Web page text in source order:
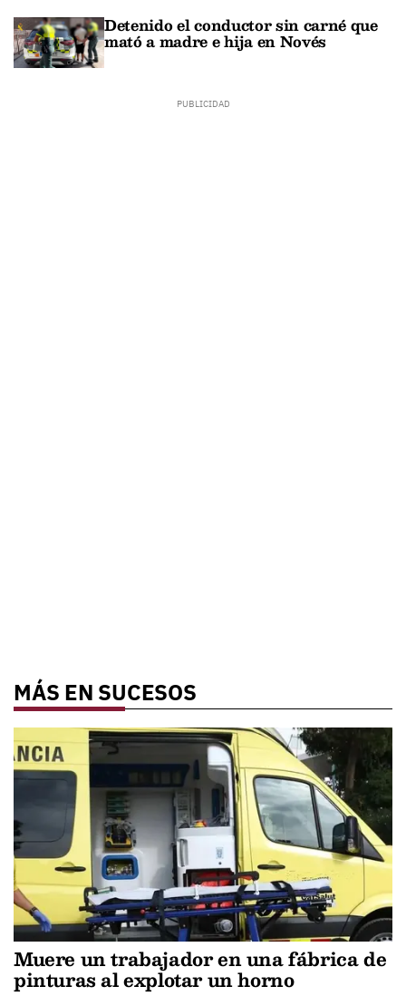
Detenido el conductor sin carné que
mató a madre e hija en Novés
MÁS EN SUCESOS
Muere un trabajador en una fábrica de
pinturas al explotar un horno